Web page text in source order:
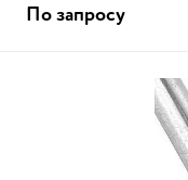
По запросу